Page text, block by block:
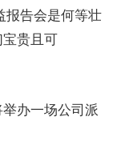
报告会是何等壮
贵且可
办一场公司派